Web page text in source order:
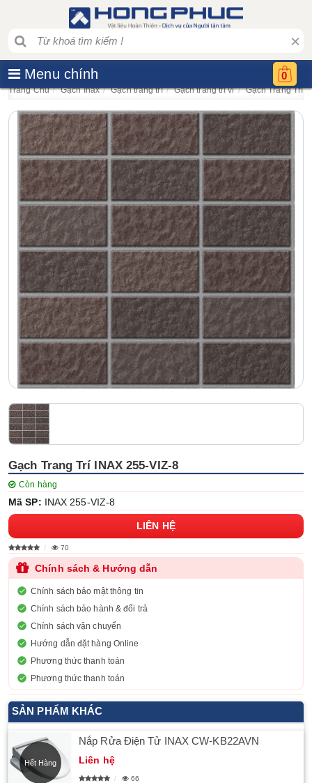
×
Menu chính 0
Trang Chủ Gạch Inax Gạch trang trí Gạch trang trí vỉ Gạch Trang Trí
Gạch Trang Trí INAX 255-VIZ-8
Còn hàng
Mã SP: INAX 255-VIZ-8
LIÊN HỆ
70
Chính sách & Hướng dẫn
Chính sách bảo mật thông tin
Chính sách bảo hành & đổi trả
Chính sách vận chuyển
Hướng dẫn đặt hàng Online
Phương thức thanh toán
Phương thức thanh toán
SẢN PHẨM KHÁC
Nắp Rửa Điện Tử INAX CW-KB22AVN
Liên hệ
Hết Hàng
66